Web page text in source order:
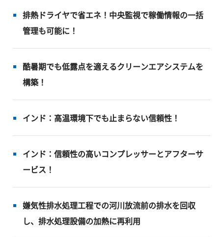
排熱ドライヤで省エネ！中央監視で稼働情報の一括
管理も可能に！
酷暑期でも低露点を適えるクリーンエアシステムを
構築！
インド：高温環境下でも止まらない信頼性！
インド：信頼性の高いコンプレッサーとアフターサ
ービス！
嫌気性排水処理工程での河川放流前の排水を回収
し、排水処理設備の加熱に再利用